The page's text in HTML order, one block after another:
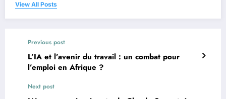
View All Posts
Previous post
L’IA et l’avenir du travail : un combat pour
l’emploi en Afrique ?
Next post